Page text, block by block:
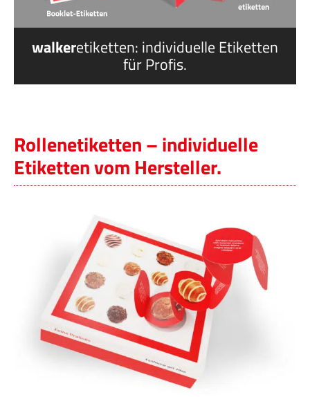
walkeretiketten: individuelle Etiketten
für Profis.
Rollenetiketten – individuelle
Etiketten vom Hersteller.